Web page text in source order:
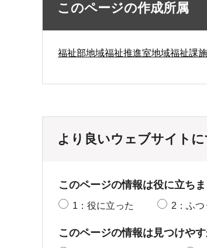
このページの作成所属
福祉部地域福祉推進室地域福祉課
より良いウェブサイト
このページの情報は役に立ち
1：役に立った 2：ふつ
このページの情報は見つけや